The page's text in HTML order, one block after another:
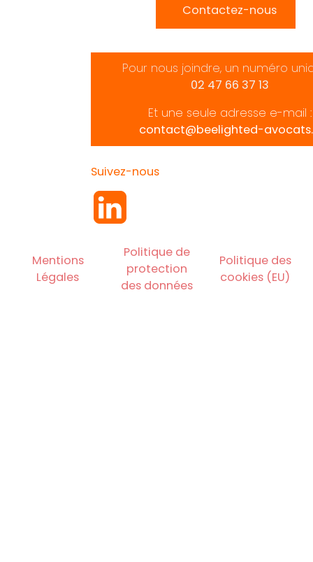
Contactez-nous
Pour nous joindre, un numéro
02 47 66 37 13
Et une seule adresse e-mail :
contact@beelighted-
Suivez-nous
Mentions
Légales
Politique de
protection
des données
Politique des
cookies (EU)